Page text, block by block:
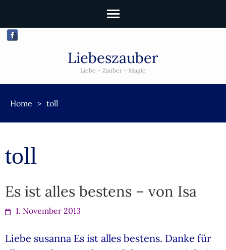
Liebeszauber
Liebe – Zauber – Magie
Home > toll
toll
Es ist alles bestens – von Isa
1. November 2013
Liebe susanna Es ist alles bestens. Danke für